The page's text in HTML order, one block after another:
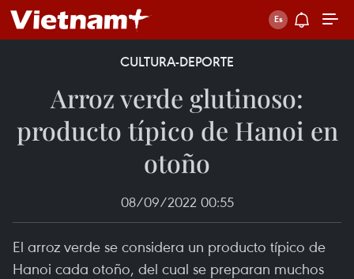
CULTURA-DEPORTE
Arroz verde glutinoso:
producto típico de Hanoi en
otoño
08/09/2022 00:55
El arroz verde se considera un producto típico de
Hanoi cada otoño, del cual se preparan muchos